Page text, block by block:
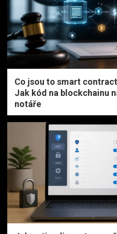
Co jsou to smart
Jak kód na blockchainu
notáře